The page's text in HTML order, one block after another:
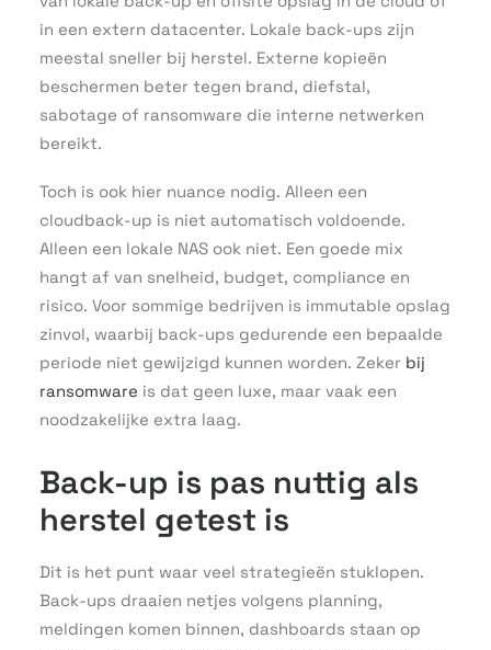
in een extern datacenter. Lokale back-ups zijn
meestal sneller bij herstel. Externe kopieën
beschermen beter tegen brand, diefstal,
sabotage of ransomware die interne netwerken
bereikt.
Toch is ook hier nuance nodig. Alleen een
cloudback-up is niet automatisch voldoende.
Alleen een lokale NAS ook niet. Een goede mix
hangt af van snelheid, budget, compliance en
risico. Voor sommige bedrijven is immutable opslag
zinvol, waarbij back-ups gedurende een bepaalde
periode niet gewijzigd kunnen worden. Zeker bij
ransomware is dat geen luxe, maar vaak een
noodzakelijke extra laag.
Back-up is pas nuttig als
herstel getest is
Dit is het punt waar veel strategieën stuklopen.
Back-ups draaien netjes volgens planning,
meldingen komen binnen, dashboards staan op